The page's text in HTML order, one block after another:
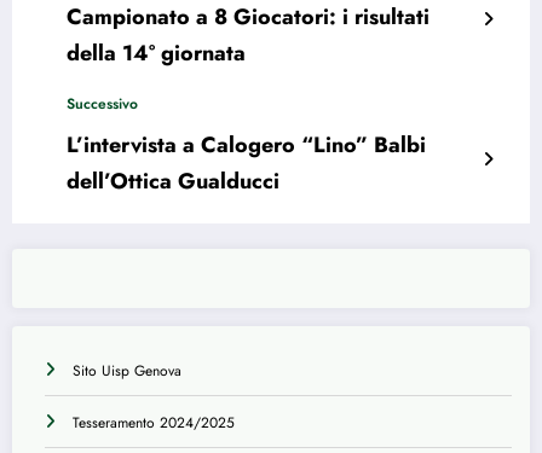
Sito Uisp Genova
Tesseramento 2024/2025
Campionato a 8 Giocatori: i risultati
della 14° giornata
Successivo
L’intervista a Calogero “Lino” Balbi
dell’Ottica Gualducci